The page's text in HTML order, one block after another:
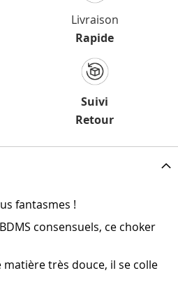
Livraison
Rapide
Suivi
Retour
fantasmes !
consensuels, ce choker
très douce, il se colle